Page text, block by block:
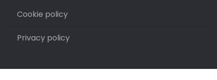
Cookie policy
Privacy policy